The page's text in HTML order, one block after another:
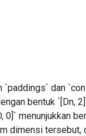
dan
bentuk `[Dn,
menunjukkan
dimensi tersebut,